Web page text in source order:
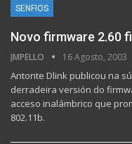
SENFIOS
Novo firmware 2.60
JMPELLO 16 Agosto, 2003
Antonte Dlink publicou na
derradeira versión do
acceso inalámbrico que
802.11b.